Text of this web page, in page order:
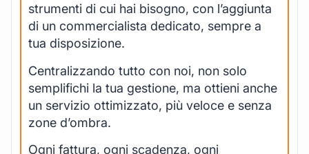
strumenti di cui hai bisogno, con l’aggiunta
di un commercialista dedicato, sempre a
tua disposizione.
Centralizzando tutto con noi, non solo
semplifichi la tua gestione, ma ottieni anche
un servizio ottimizzato, più veloce e senza
zone d’ombra.
Ogni fattura, ogni scadenza, ogni